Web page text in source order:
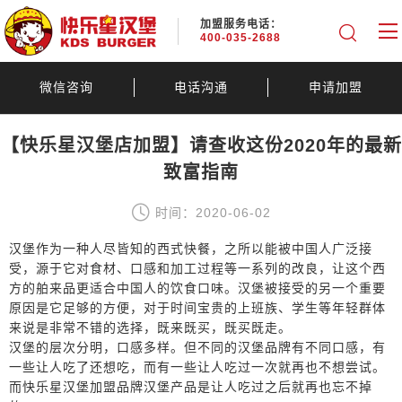
加盟服务电话：
400-035-2688
微信咨询 电话沟通 申请加盟
【快乐星汉堡店加盟】请查收这份2020年的最新
致富指南
时间：2020-06-02
汉堡作为一种人尽皆知的西式快餐，之所以能被中国人广泛接
受，源于它对食材、口感和加工过程等一系列的改良，让这个西
方的舶来品更适合中国人的饮食口味。汉堡被接受的另一个重要
原因是它足够的方便，对于时间宝贵的上班族、学生等年轻群体
来说是非常不错的选择，既来既买，既买既走。
汉堡的层次分明，口感多样。但不同的汉堡品牌有不同口感，有
一些让人吃了还想吃，而有一些让人吃过一次就再也不想尝试。
而快乐星汉堡加盟品牌汉堡产品是让人吃过之后就再也忘不掉